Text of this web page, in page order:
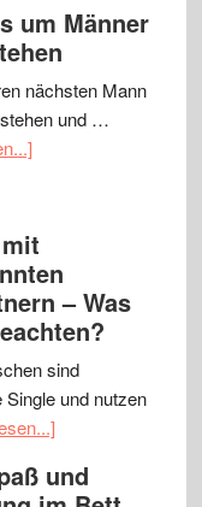
um Männer
nächsten Mann
und …
– Was
sind
Single und nutzen
und